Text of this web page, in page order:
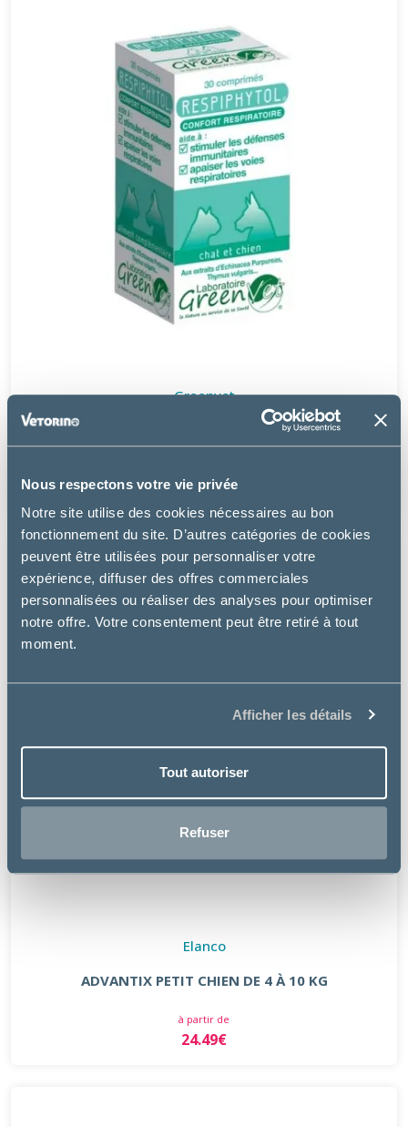
Nous respectons votre vie privée
Notre site utilise des cookies nécessaires au bon
fonctionnement du site. D’autres catégories de cookies
peuvent être utilisées pour personnaliser votre
expérience, diffuser des offres commerciales
personnalisées ou réaliser des analyses pour optimiser
notre offre. Votre consentement peut être retiré à tout
moment.
Afficher les détails
Tout autoriser
Refuser
Greenvet
21.49€
Elanco
ADVANTIX PETIT CHIEN DE 4 À 10 KG
à partir de
24.49€